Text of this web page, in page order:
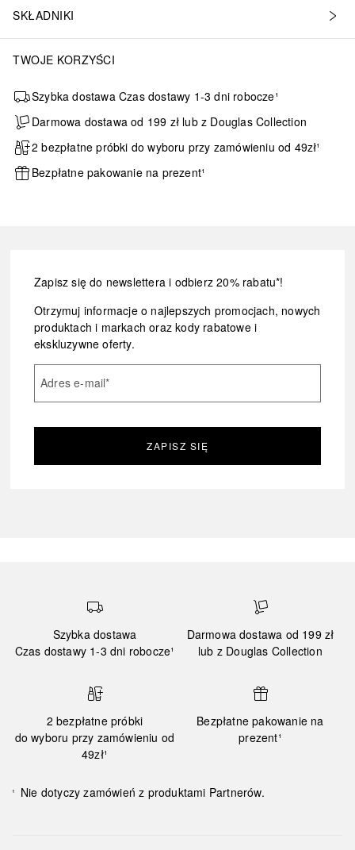
SKŁADNIKI
TWOJE KORZYŚCI
Szybka dostawa Czas dostawy 1-3 dni robocze¹
Darmowa dostawa od 199 zł lub z Douglas Collection
2 bezpłatne próbki do wyboru przy zamówieniu od 49zł¹
Bezpłatne pakowanie na prezent¹
Zapisz się do newslettera i odbierz 20% rabatu*!
Otrzymuj informacje o najlepszych promocjach, nowych
produktach i markach oraz kody rabatowe i
ekskluzywne oferty.
Adres e-mail*
ZAPISZ SIĘ
Szybka dostawa
Czas dostawy 1-3 dni robocze¹
Darmowa dostawa od 199 zł
lub z Douglas Collection
2 bezpłatne próbki
do wyboru przy zamówieniu od
49zł¹
Bezpłatne pakowanie na
prezent¹
¹ Nie dotyczy zamówień z produktami Partnerów.